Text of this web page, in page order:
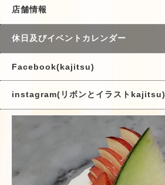
店舗情報
休日及びイベントカレンダー
Facebook(kajitsu)
instagram(リボンとイラストkajitsu)